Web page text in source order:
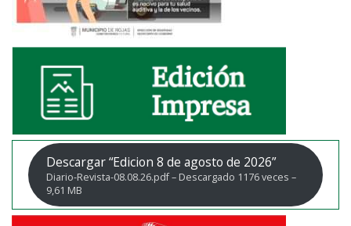
Descargar “Edicion 8 de agosto de 2026”
Diario-Revista-08.08.26.pdf – Descargado 1176 veces –
9,61 MB